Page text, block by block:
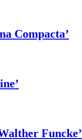
Compacta’
Funcke’